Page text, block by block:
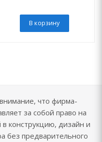
В корзину
что фирма-
за собой право на
конструкцию, дизайн и
без предварительного